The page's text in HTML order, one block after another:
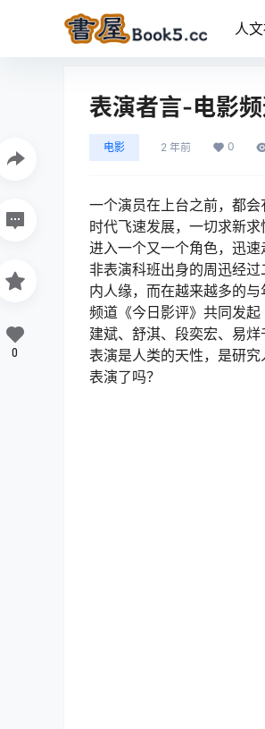
人
表演者言-电影
电影 2 年前 0
一个演员在上台之前，都会
时代飞速发展，一切求新求
进入一个又一个角色，迅速
非表演科班出身的周迅经
内人缘，而在越来越多的
频道《今日影评》共同发
建斌、舒淇、段奕宏、易
表演是人类的天性，是研
表演了吗？
0